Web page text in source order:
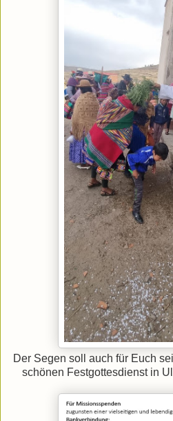
Der Segen soll auch für Euch
schönen Festgottesdienst in